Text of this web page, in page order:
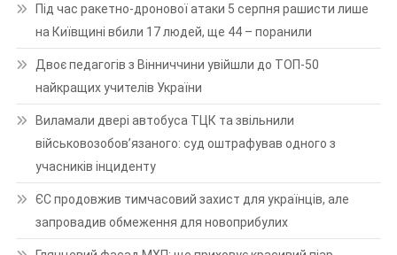
Під час ракетно-дронової атаки 5 серпня рашисти лише
на Київщині вбили 17 людей, ще 44 – поранили
Двоє педагогів з Вінниччини увійшли до ТОП-50
найкращих учителів України
Виламали двері автобуса ТЦК та звільнили
військовозобов’язаного: суд оштрафував одного з
учасників інциденту
ЄС продовжив тимчасовий захист для українців, але
запровадив обмеження для новоприбулих